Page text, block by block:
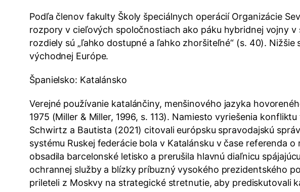
Podľa členov fakulty Školy špeciálnych operácií Organizácie
rozpory v cieľových spoločnostiach ako páku hybridnej vojny
rozdiely sú „ľahko dostupné a ľahko zhoršiteľné“ (s. 40).
východnej Európe.
Španielsko: Katalánsko
Verejné používanie katalánčiny, menšinového jazyka
1975 (Miller & Miller, 1996, s. 113). Namiesto vyriešenia
Schwirtz a Bautista (2021) citovali európsku spravodajskú
systému Ruskej federácie bola v Katalánsku v čase referenda
obsadila barcelonské letisko a prerušila hlavnú diaľnicu
ochrannej služby a blízky príbuzný vysokého prezidentského
prileteli z Moskvy na strategické stretnutie, aby prediskutovali